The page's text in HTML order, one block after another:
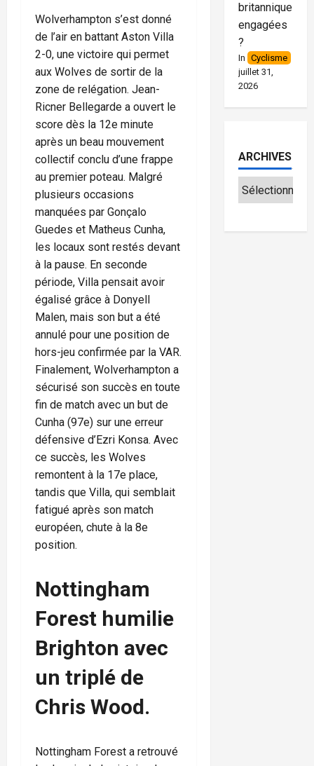
Wolverhampton s’est donné
de l’air en battant Aston Villa
2-0, une victoire qui permet
aux Wolves de sortir de la
zone de relégation. Jean-
Ricner Bellegarde a ouvert le
score dès la 12e minute
après un beau mouvement
collectif conclu d’une frappe
au premier poteau. Malgré
plusieurs occasions
manquées par Gonçalo
Guedes et Matheus Cunha,
les locaux sont restés devant
à la pause. En seconde
période, Villa pensait avoir
égalisé grâce à Donyell
Malen, mais son but a été
annulé pour une position de
hors-jeu confirmée par la VAR.
Finalement, Wolverhampton a
sécurisé son succès en toute
fin de match avec un but de
Cunha (97e) sur une erreur
défensive d’Ezri Konsa. Avec
ce succès, les Wolves
remontent à la 17e place,
tandis que Villa, qui semblait
fatigué après son match
européen, chute à la 8e
position.
Nottingham
Forest humilie
Brighton avec
un triplé de
Chris Wood.
Nottingham Forest a retrouvé
britanniques
engagées
?
In Cyclisme
juillet 31,
2026
ARCHIVES